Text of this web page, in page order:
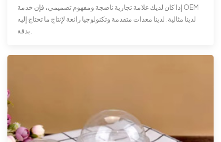
إذا كان لديك علامة تجارية ناضجة ومفهوم تصميمي، فإن خدمة OEM
لدينا مثالية. لدينا معدات متقدمة وتكنولوجيا رائعة لإنتاج ما تحتاج إليه